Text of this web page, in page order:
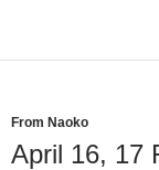
From Naoko
April 16, 17